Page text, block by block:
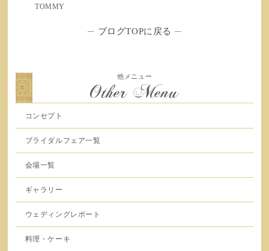
TOMMY
─ ブログTOPに戻る ─
他メニュー
Other Menu
コンセプト
ブライダルフェア一覧
会場一覧
ギャラリー
ウェディングレポート
料理・ケーキ